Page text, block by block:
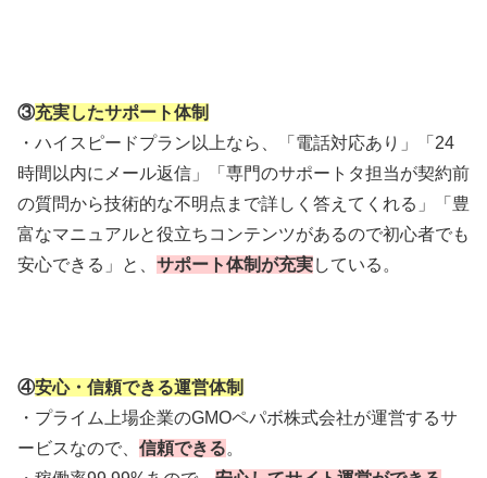
③充実したサポート体制
・ハイスピードプラン以上なら、「電話対応あり」「24
時間以内にメール返信」「専門のサポートタ担当が契約前
の質問から技術的な不明点まで詳しく答えてくれる」「豊
富なマニュアルと役立ちコンテンツがあるので初心者でも
安心できる」と、 サポート体制が充実している。
④安心・信頼できる運営体制
・プライム上場企業のGMOペパボ株式会社が運営するサ
ービスなので、 信頼できる。